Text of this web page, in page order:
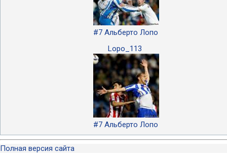
#7 Альберто Лопо
Lopo_113
#7 Альберто Лопо
Полная версия сайта